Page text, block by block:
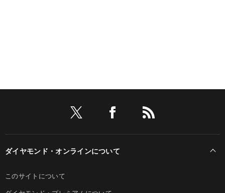
ダイヤモンド・オンラインについて
このサイトについて